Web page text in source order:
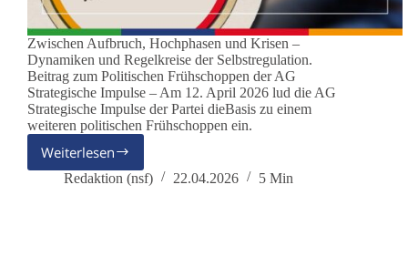
Zwischen Aufbruch, Hochphasen und Krisen –
Dynamiken und Regelkreise der Selbstregulation.
Beitrag zum Politischen Frühschoppen der AG
Strategische Impulse – Am 12. April 2026 lud die AG
Strategische Impulse der Partei dieBasis zu einem
weiteren politischen Frühschoppen ein.
WeiterlesenGesellschaft
im
Redaktion (nsf) 22.04.2026 5 Min